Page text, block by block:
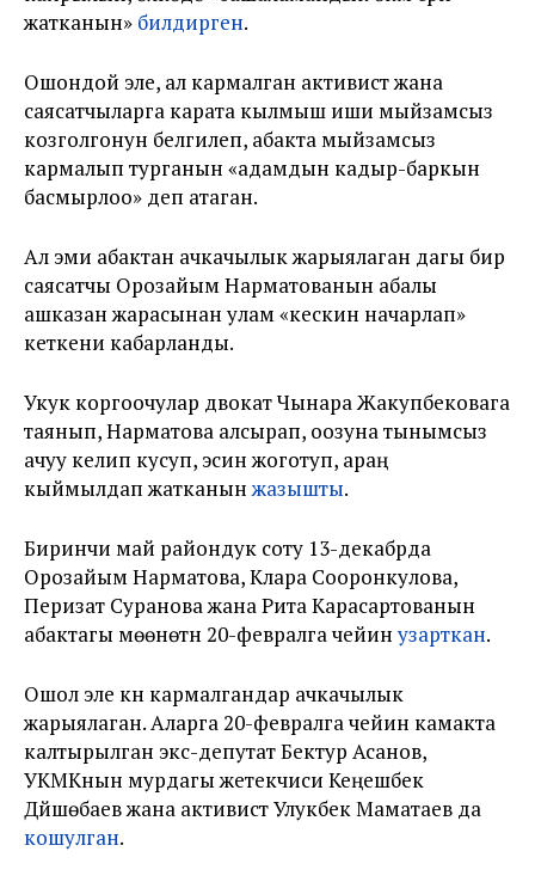
жатканын» билдирген.
Ошондой эле, ал кармалган активист жана
саясатчыларга карата кылмыш иши мыйзамсыз
козголгонун белгилеп, абакта мыйзамсыз
кармалып турганын «адамдын кадыр-баркын
басмырлоо» деп атаган.
Ал эми абактан ачкачылык жарыялаган дагы бир
саясатчы Орозайым Нарматованын абалы
ашказан жарасынан улам «кескин начарлап»
кеткени кабарланды.
Укук коргоочулар двокат Чынара Жакупбековага
таянып, Нарматова алсырап, оозуна тынымсыз
ачуу келип кусуп, эсин жоготуп, араң
кыймылдап жатканынжазышты.
Биринчи май райондук соту 13-декабрда
Орозайым Нарматова, Клара Сооронкулова,
Перизат Суранова жана Рита Карасартованын
абактагы мөөнөтүн 20-февралга чейинузарткан.
Ошол эле күнү кармалгандар ачкачылык
жарыялаган. Аларга 20-февралга чейин камакта
калтырылган экс-депутат Бектур Асанов,
УКМКнын мурдагы жетекчиси Кеңешбек
Дүйшөбаев жана активист Улукбек Маматаев да
кошулган.